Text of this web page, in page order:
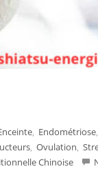
Endométriose
Ovulation
Chinoise